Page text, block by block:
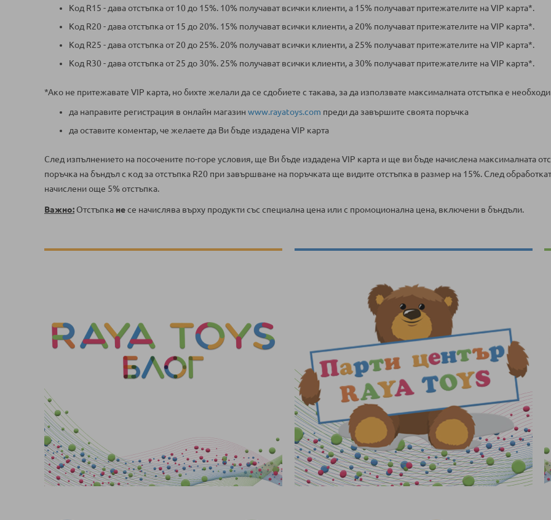
Код R15 - дава отстъпка от 10 до 15%. 10% получават всички клиенти, а 15% получават притежателите на VIP карта*.
Код R20 - дава отстъпка от 15 до 20%. 15% получават всички клиенти, а 20% получават притежателите на VIP карта*.
Код R25 - дава отстъпка от 20 до 25%. 20% получават всички клиенти, а 25% получават притежателите на VIP карта*.
Код R30 - дава отстъпка от 25 до 30%. 25% получават всички клиенти, а 30% получават притежателите на VIP карта*.
*Ако не притежавате VIP карта, но бихте желали да се сдобиете с такава, за да използвате максималната отстъпка е
да направите регистрация в онлайн магазин www.rayatoys.com преди да завършите своята поръчка
да оставите коментар, че желаете да Ви бъде издадена VIP карта
След изпълнението на посочените по-горе условия, ще Ви бъде издадена VIP карта и ще ви бъде начислена максималната
поръчка на бъндъл с код за отстъпка R20 при завършване на поръчката ще видите отстъпка в размер на 15%. След
начислени още 5% отстъпка.
Важно: Отстъпка несе начислява върху продукти със специална цена или с промоционална цена, включени в бъндъли.